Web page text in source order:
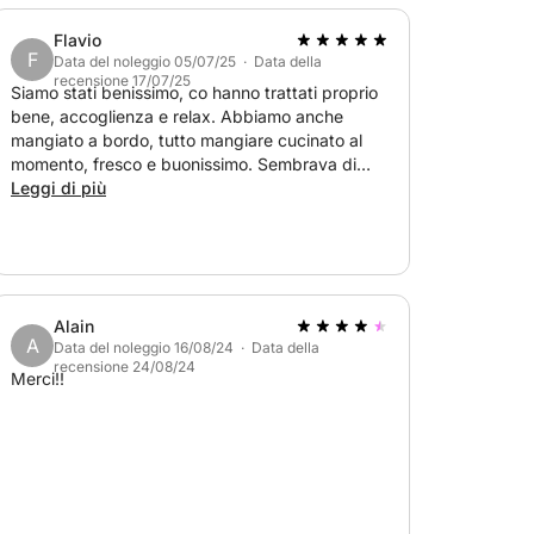
il tuo comfort e la tua sicurezza,
sulla bellezza della regione.
immersiva progettata per
sei ore di esplorazione e indulgenza,
ricordi preziosi della tua
F
Flavio
Data del noleggio 05/07/25 · Data della
recensione 17/07/25
Siamo stati benissimo, co hanno trattati proprio
bene, accoglienza e relax. Abbiamo anche
mangiato a bordo, tutto mangiare cucinato al
momento, fresco e buonissimo. Sembrava di
essere in famiglia. Grazie mille
Leggi di più
A
Alain
Data del noleggio 16/08/24 · Data della
recensione 24/08/24
Merci!!